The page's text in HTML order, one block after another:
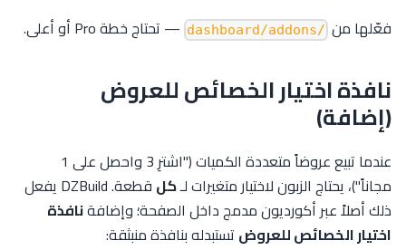
فعّلها من /dashboard/addons — تحتاج خطة Pro أو أعلى.
نافذة اختيار الخصائص للعروض
(إضافة)
عندما تبيع عروضاً متعددة الكميات ("اشترِ 3 واحصل على 1
مجاناً")، يحتاج الزبون لاختيار متغيرات لـكل
قطعة. DZBuild يفعل
ذلك أصلاً عبر أكورديون مدمج داخل الصفحة؛ وإضافةنافذة
اختيار الخصائص للعروض تستبدله بنافذة منبثقة: